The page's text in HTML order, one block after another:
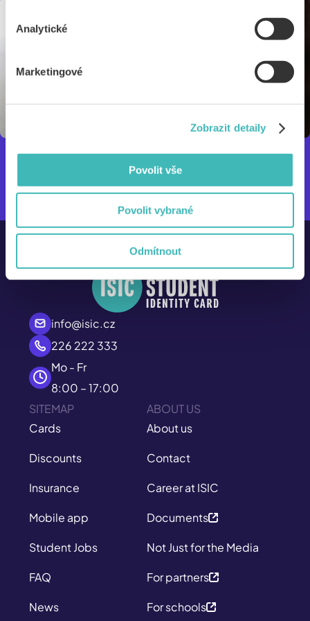
Analytické
Marketingové
Zobrazit detaily
Povolit vše
Povolit vybrané
Odmítnout
info@isic.cz
226 222 333
Mo - Fr
8:00 – 17:00
SITEMAP
Cards
Discounts
Insurance
Mobile app
Student Jobs
FAQ
News
ABOUT US
About us
Contact
Career at ISIC
Documents
Not Just for the Media
For partners
For schools